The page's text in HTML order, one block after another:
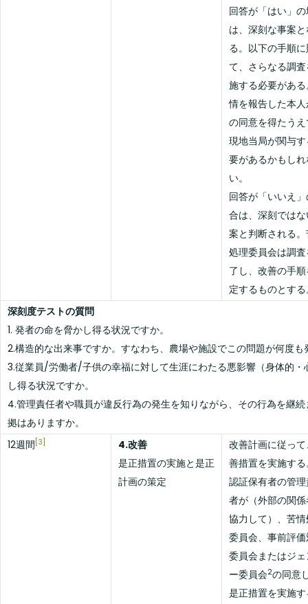
回答が「はい」
は、深刻な事案
る。以下の手順
て、さらなる調
施する必要があ
情を報告した本
の同意を得たう
現地当局が関与
要があるかもし
い。
回答が「いいえ
合は、深刻では
案と判断される
処理委員会は調
了し、改善の手
定するものとす
深刻度テストの質問
1. 発者の命を脅かし得る状況ですか。
2.構造的な出来事ですか。すなわち、農場や施設でこの問題が何度
3.従業員/労働者/子供の幸福に対して生涯にわたる悪影響（身体的・
し得る状況ですか。
4.管理責任者や職員が違反行為の発生を知りながら、その行為を継
拠はありますか。
12週間 [3]
4.改善
是正措置の実施と是正
計画の策定
改善計画に従っ
善措置を実施す
認証保有者の管
者が（外部の関
協力して）、苦
委員会、事前評
委員会またはジ
ー委員会2の同意
是正措置を実施